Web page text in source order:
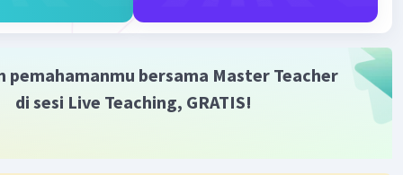
Iklan
Level 72
yang tepat adalah
:
pemahamanmu bersama Master Teacher
di sesi Live Teaching, GRATIS!